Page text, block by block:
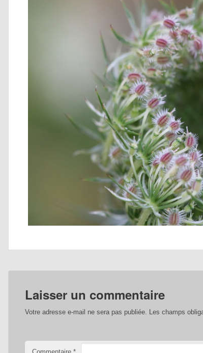
Laisser un commentaire
Votre adresse e-mail ne sera pas publiée. Les champs